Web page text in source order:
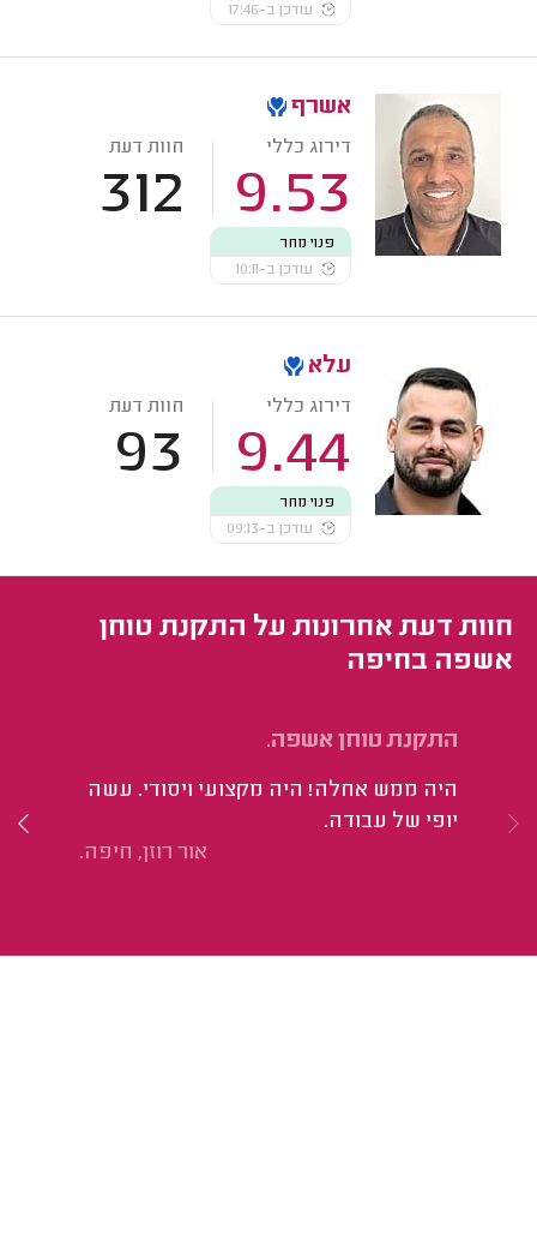
עודכן ב-17:46
אשרף
דירוג כללי
9.53
חוות דעת
312
פנוי מחר
עודכן ב-10:11
עלא
דירוג כללי
9.44
חוות דעת
93
פנוי מחר
עודכן ב-09:13
חוות דעת אחרונות על התקנת טוחן
אשפה בחיפה
התקנת טוחן אשפה.
היה ממש אחלה! היה מקצועי ויסודי. עשה
יופי של עבודה.
אור רוזן, חיפה.